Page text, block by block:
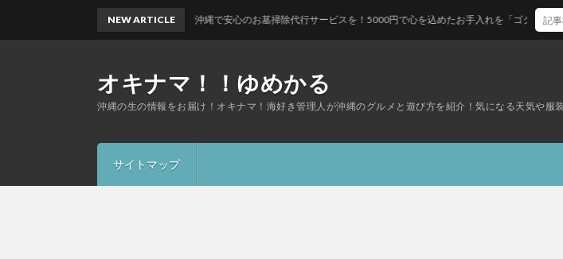
オキナマ！！ゆめかる
沖縄の生の情報をお届け！オキナマ！海好き管理人が沖縄のグルメと遊び方を紹介！気になる天気や服
サイトマップ
NEW ARTICLE
沖縄で安心のお墓掃除代行サービスを！5000円で心を込めたお手入れを「ゴクウ」へ